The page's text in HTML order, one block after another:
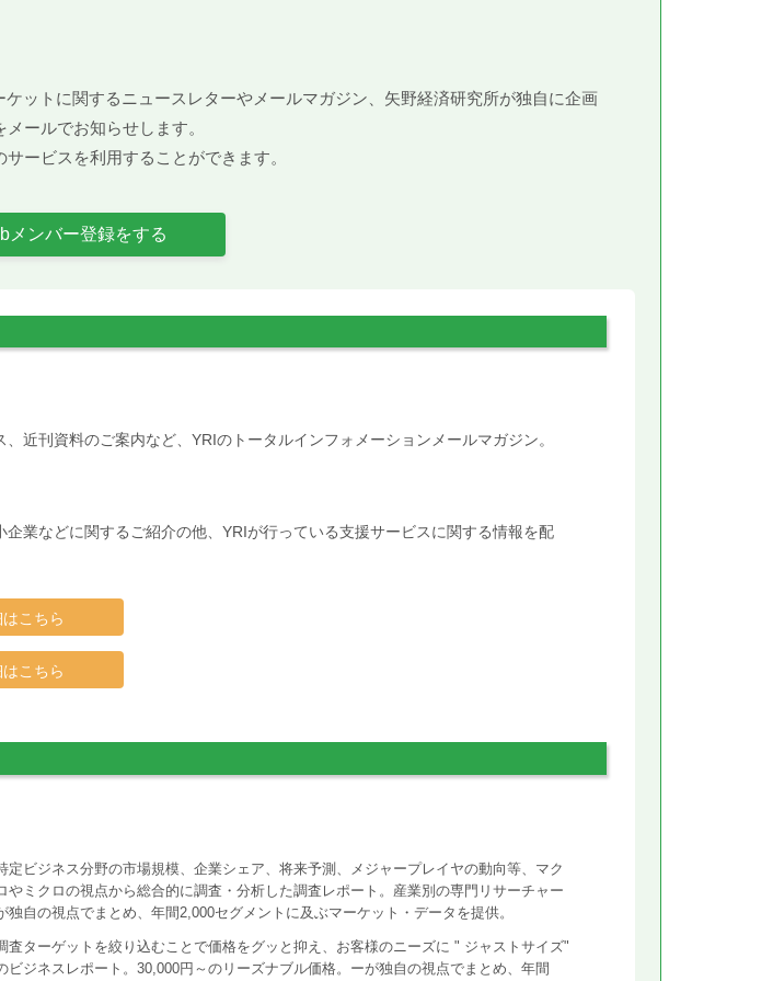
ットに関するニュースレターやメールマガジン、矢野経済研究所が独自に企画
ールでお知らせします。
ービスを利用することができます。
メンバー登録をする
近刊資料のご案内など、YRIのトータルインフォメーションメールマガジン。
業などに関するご紹介の他、YRIが行っている支援サービスに関する情報を配
こちら
こちら
定ビジネス分野の市場規模、企業シェア、将来予測、メジャープレイヤの動向等、マク
やミクロの視点から総合的に調査・分析した調査レポート。産業別の専門リサーチャー
独自の視点でまとめ、年間2,000セグメントに及ぶマーケット・データを提供。
査ターゲットを絞り込むことで価格をグッと抑え、お客様のニーズに " ジャストサイズ"
ビジネスレポート。30,000円～のリーズナブル価格。ーが独自の視点でまとめ、年間